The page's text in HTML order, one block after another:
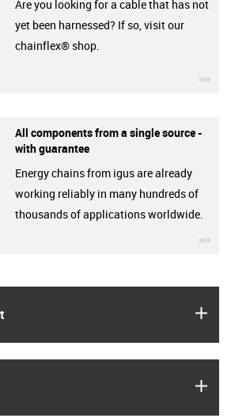
Are you looking for a cable that has not
yet been harnessed? If so, visit our
chainflex® shop.
All components from a single source -
with guarantee
Energy chains from igus are already
working reliably in many hundreds of
thousands of applications worldwide.